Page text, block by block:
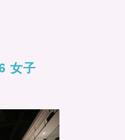
女子